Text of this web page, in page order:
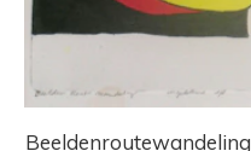
Beeldenroutewandeling